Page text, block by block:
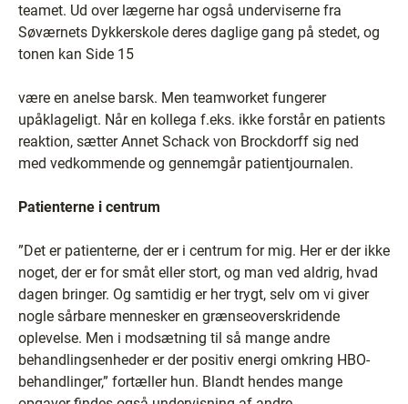
teamet. Ud over lægerne har også underviserne fra
Søværnets Dykkerskole deres daglige gang på stedet, og
tonen kan Side 15
være en anelse barsk. Men teamworket fungerer
upåklageligt. Når en kollega f.eks. ikke forstår en patients
reaktion, sætter Annet Schack von Brockdorff sig ned
med vedkommende og gennemgår patientjournalen.
Patienterne i centrum
”Det er patienterne, der er i centrum for mig. Her er der ikke
noget, der er for småt eller stort, og man ved aldrig, hvad
dagen bringer. Og samtidig er her trygt, selv om vi giver
nogle sårbare mennesker en grænseoverskridende
oplevelse. Men i modsætning til så mange andre
behandlingsenheder er der positiv energi omkring HBO-
behandlinger,” fortæller hun. Blandt hendes mange